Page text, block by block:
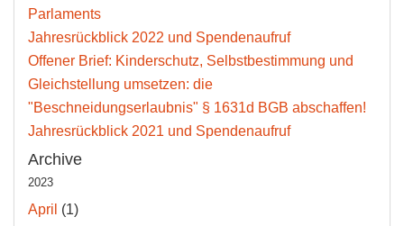
Parlaments
Jahresrückblick 2022 und Spendenaufruf
Offener Brief: Kinderschutz, Selbstbestimmung und
Gleichstellung umsetzen: die
"Beschneidungserlaubnis" § 1631d BGB abschaffen!
Jahresrückblick 2021 und Spendenaufruf
Archive
2023
April (1)